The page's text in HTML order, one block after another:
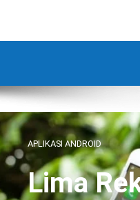
APLIKASI ANDROID
Lima